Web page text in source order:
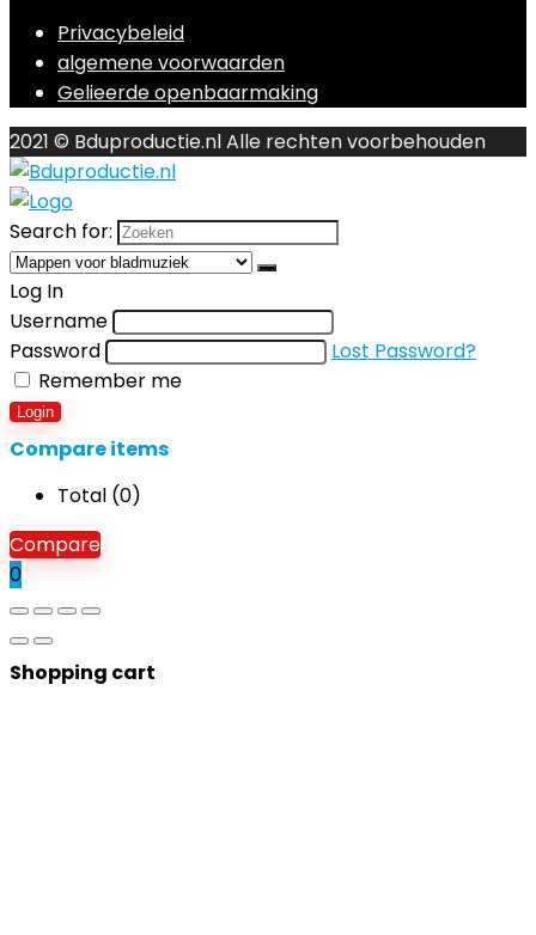
Privacybeleid
algemene voorwaarden
Gelieerde openbaarmaking
2021 © Bduproductie.nl Alle rechten voorbehouden
Search for:
Log In
Username
Password
Lost Password?
Remember me
Login
Compare items
Total (0)
Compare
0
Shopping cart